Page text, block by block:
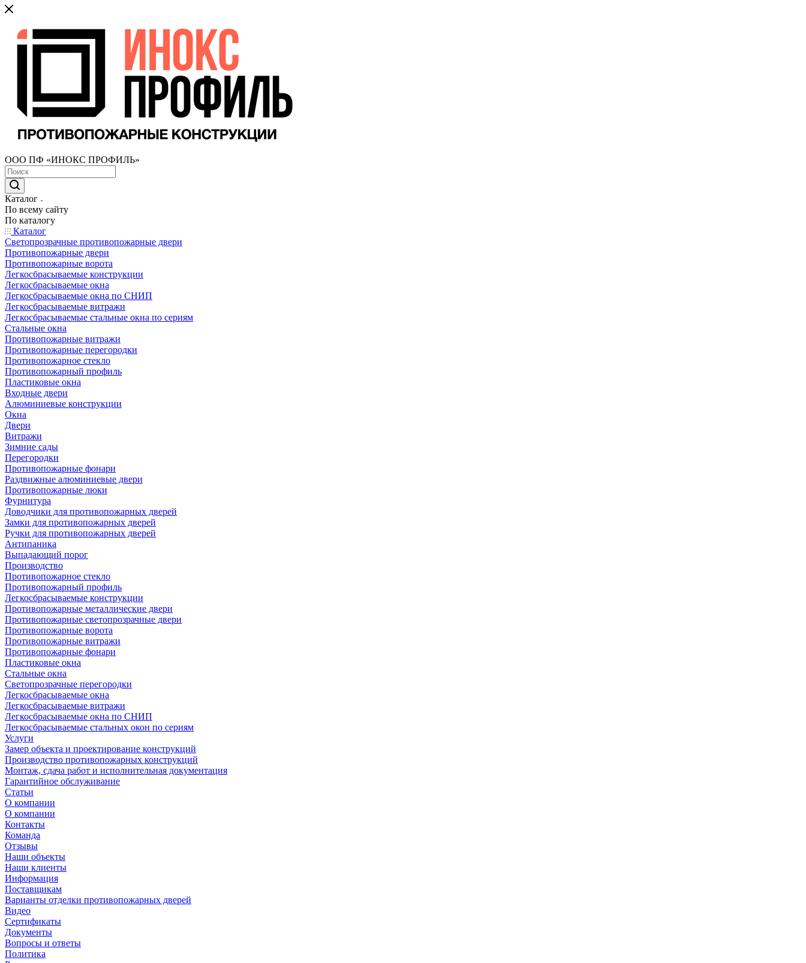
ООО ПФ «ИНОКС ПРОФИЛЬ»
Каталог
По всему сайту
По каталогу
Каталог
Светопрозрачные противопожарные двери
Противопожарные двери
Противопожарные ворота
Легкосбрасываемые конструкции
Легкосбрасываемые окна
Легкосбрасываемые окна по СНИП
Легкосбрасываемые витражи
Легкосбрасываемые стальные окна по сериям
Стальные окна
Противопожарные витражи
Противопожарные перегородки
Противопожарное стекло
Противопожарный профиль
Пластиковые окна
Входные двери
Алюминиевые конструкции
Окна
Двери
Витражи
Зимние сады
Перегородки
Противопожарные фонари
Раздвижные алюминиевые двери
Противопожарные люки
Фурнитура
Доводчики для противопожарных дверей
Замки для противопожарных дверей
Ручки для противопожарных дверей
Антипаника
Выпадающий порог
Производство
Противопожарное стекло
Противопожарный профиль
Легкосбрасываемые конструкции
Противопожарные металлические двери
Противопожарные светопрозрачные двери
Противопожарные ворота
Противопожарные витражи
Противопожарные фонари
Пластиковые окна
Стальные окна
Светопрозрачные перегородки
Легкосбрасываемые окна
Легкосбрасываемые витражи
Легкосбрасываемые окна по СНИП
Легкосбрасываемые стальных окон по сериям
Услуги
Замер объекта и проектирование конструкций
Производство противопожарных конструкций
Монтаж, сдача работ и исполнительная документация
Гарантийное обслуживание
Статьи
О компании
О компании
Контакты
Команда
Отзывы
Наши объекты
Наши клиенты
Информация
Поставщикам
Варианты отделки противопожарных дверей
Видео
Сертификаты
Документы
Вопросы и ответы
Политика